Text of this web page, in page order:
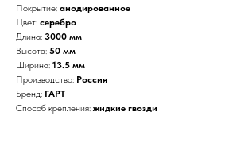
Покрытие: анодированное
Цвет: серебро
Длина: 3000 мм
Высота: 50 мм
Ширина: 13.5 мм
Производство: Россия
Бренд: ГАРТ
Способ крепления: жидкие гвозди